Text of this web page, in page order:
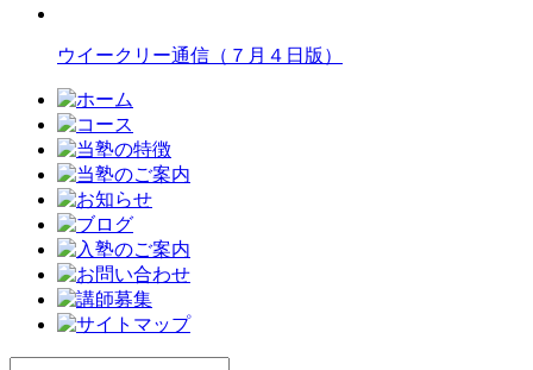
ウイークリー通信（７月４日版）